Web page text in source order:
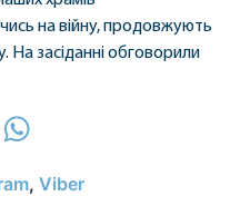
на війну, продовжують
На засіданні обговорили
Viber
, Viber